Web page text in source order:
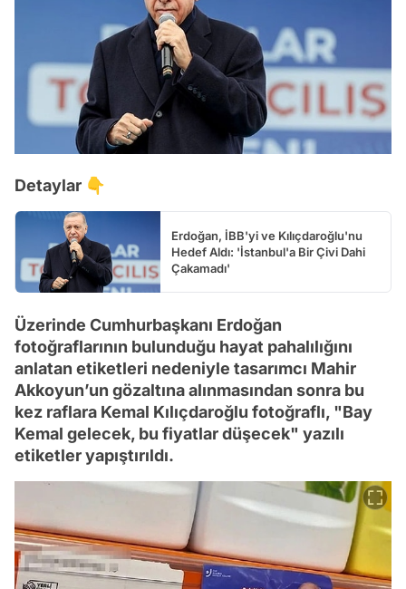
Detaylar 👇
Erdoğan, İBB'yi ve Kılıçdaroğlu'nu
Hedef Aldı: 'İstanbul'a Bir Çivi Dahi
Çakamadı'
Üzerinde Cumhurbaşkanı Erdoğan
fotoğraflarının bulunduğu hayat pahalılığını
anlatan etiketleri nedeniyle tasarımcı Mahir
Akkoyun’un gözaltına alınmasından sonra bu
kez raflara Kemal Kılıçdaroğlu fotoğraflı, "Bay
Kemal gelecek, bu fiyatlar düşecek" yazılı
etiketler yapıştırıldı.